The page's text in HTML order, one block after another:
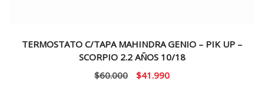
TERMOSTATO C/TAPA MAHINDRA GENIO – PIK UP –
SCORPIO 2.2 AÑOS 10/18
$60.000
El
$41.990El